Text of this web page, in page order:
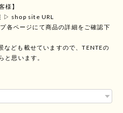
様】
▷ shop site URL
各ページにて商品の詳細をご確認下
ども載せていますので、TENTEの
と思います。